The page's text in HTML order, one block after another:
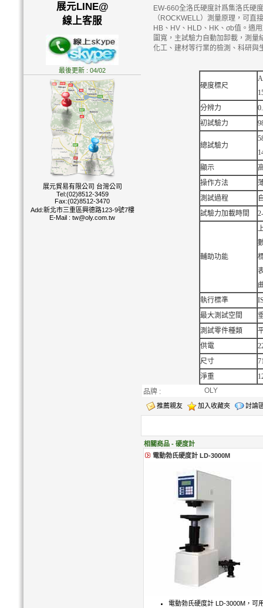
展元LINE@
線上客服
最後更新 : 04/02
展元貿易有限公司 台灣公司
Tel:(02)8512-3459
Fax:(02)8512-3470
Add:新北市三重區興德路123-9號7樓
E-Mail : tw@oly.com.tw
EW-660全洛氏硬度計爲集洛氏硬
（ROCKWELL）測量原理，可直
HB、HV、HLD、HK、σb值。適
圍寬，主試驗力自動加卸載，測
化工、建材等行業的檢測、科研與
硬度標尺
分辨力
初試驗力
總試驗力
顯示
操作方法
測試過程
試驗力加載時間
輔助功能
執行標準
最大測試空間
測試零件種類
供電
尺寸
淨重
品牌 :
OLY
推薦親友 加入收藏夾 討論
相關商品 - 硬度計
電動勃氏硬度計 LD-3000M
電動勃氏硬度計 LD-3000M，可